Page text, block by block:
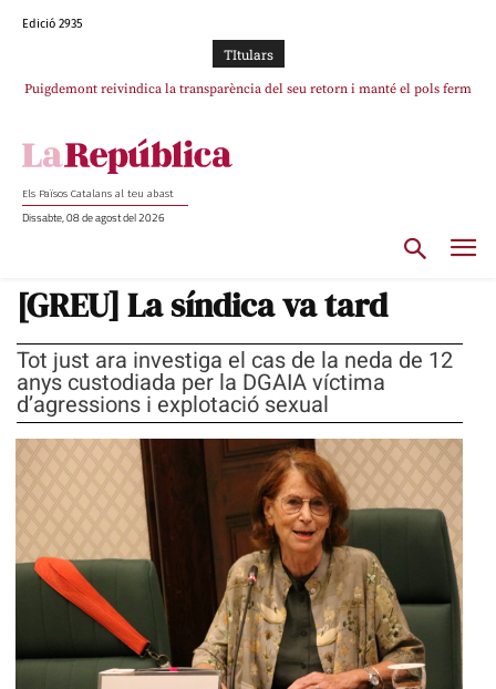
Edició 2935
TItulars
Puigdemont reivindica la transparència del seu retorn i manté el pols ferm
Portugal acusa Espanya de provocar un “efecte crida” massiu per la seva
Els Països Catalans al teu abast
Dissabte, 08 de agost del 2026
[GREU] La síndica va tard
Tot just ara investiga el cas de la neda de 12
anys custodiada per la DGAIA víctima
d’agressions i explotació sexual